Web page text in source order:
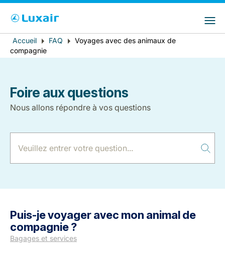
LuxairTours
Pays de résidence Langue préférée
Fil
Accueil FAQ
Voyages avec des animaux de
compagnie
Foire aux questions
Nous allons répondre à vos questions
Puis-je voyager avec mon animal de
compagnie ?
Bagages et services